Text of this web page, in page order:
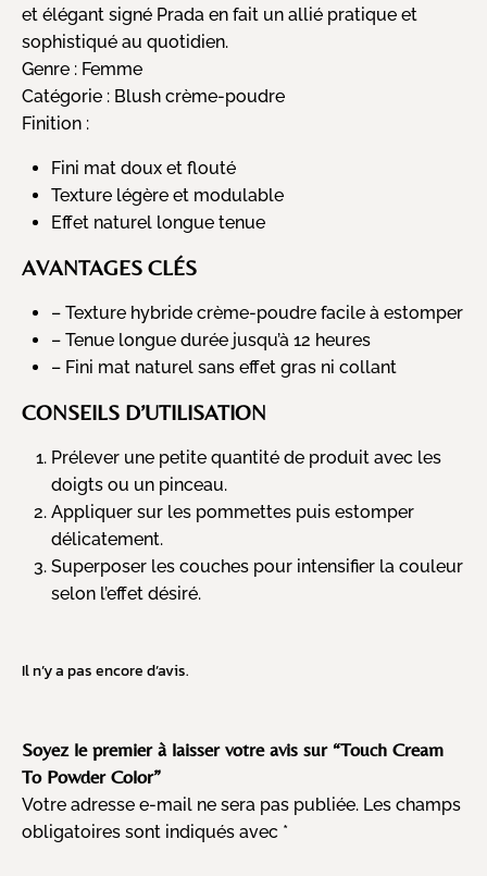
et élégant signé Prada en fait un allié pratique et
sophistiqué au quotidien.
Genre : Femme
Catégorie : Blush crème-poudre
Finition :
Fini mat doux et flouté
Texture légère et modulable
Effet naturel longue tenue
AVANTAGES CLÉS
– Texture hybride crème-poudre facile à estomper
– Tenue longue durée jusqu’à 12 heures
– Fini mat naturel sans effet gras ni collant
CONSEILS D’UTILISATION
Prélever une petite quantité de produit avec les
doigts ou un pinceau.
Appliquer sur les pommettes puis estomper
délicatement.
Superposer les couches pour intensifier la couleur
selon l’effet désiré.
Il n’y a pas encore d’avis.
Soyez le premier à laisser votre avis sur “Touch Cream
To Powder Color”
Votre adresse e-mail ne sera pas publiée. Les champs
obligatoires sont indiqués avec *